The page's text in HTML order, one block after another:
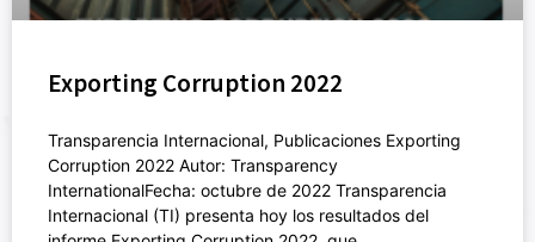
Exporting Corruption 2022
Transparencia Internacional, Publicaciones Exporting
Corruption 2022 Autor: Transparency
InternationalFecha: octubre de 2022 Transparencia
Internacional (TI) presenta hoy los resultados del